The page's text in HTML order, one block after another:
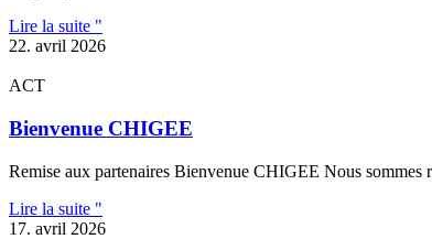
Lire la suite "
22. avril 2026
ACT
Bienvenue CHIGEE
Remise aux partenaires Bienvenue CHIGEE Nous sommes
Lire la suite "
17. avril 2026